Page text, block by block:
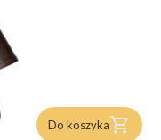
Do koszyka